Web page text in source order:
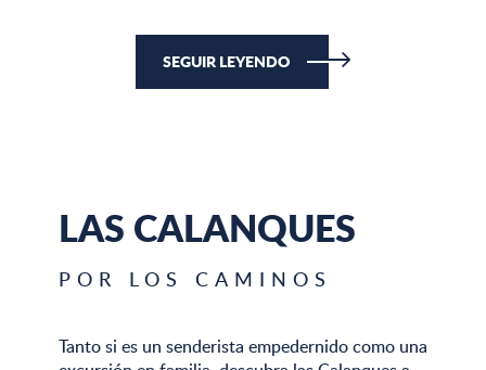
SEGUIR LEYENDO
LAS CALANQUES
POR LOS CAMINOS
Tanto si es un senderista empedernido como una